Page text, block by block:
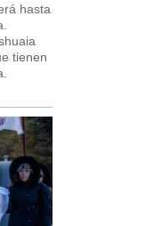
hasta
tienen